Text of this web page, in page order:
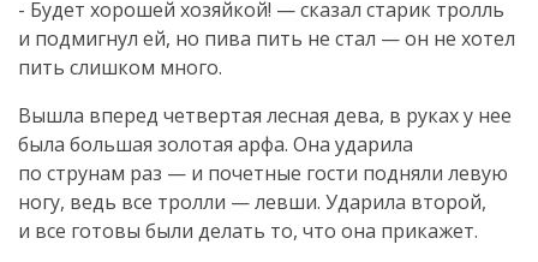
- Будет хорошей хозяйкой! — сказал старик тролль
и подмигнул ей, но пива пить не стал — он не хотел
пить слишком много.
Вышла вперед четвертая лесная дева, в руках у нее
была большая золотая арфа. Она ударила
по струнам раз — и почетные гости подняли левую
ногу, ведь все тролли — левши. Ударила второй,
и все готовы были делать то, что она прикажет.